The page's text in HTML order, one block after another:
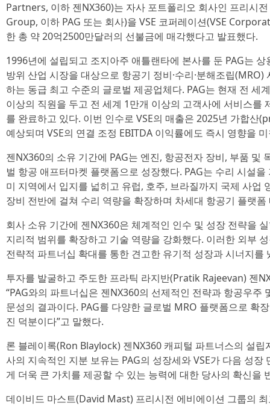
Partners, 이하 젠NX360)는 자사 포트폴리오 회사인 프리시
Group, 이하 PAG 또는 회사)을 VSE 코퍼레이션(VSE
한 총 약 20억2500만달러의 선불금에 매각했다고 발표했다.
1996년에 설립되고 조지아주 애틀랜타에 본사를 둔 PAG는
방위 산업 시장을 대상으로 항공기 정비·수리·분해조립
하는 동급 최고 수준의 글로벌 제공업체다. PAG는 현재 전 세
이상의 직원을 두고 전 세계 1만개 이상의 고객사에 서비스를
를 완료하고 있다. 이번 인수로 VSE의 매출은 2025년 가합산
예상되며 VSE의 연결 조정 EBITDA 이익률에도 즉시 영향을
젠NX360의 소유 기간에 PAG는 엔진, 항공전자 장비, 부품 및
벌 항공 애프터마켓 플랫폼으로 성장했다. PAG는 수리 시설
미 지역에서 입지를 넓히고 유럽, 호주, 브라질까지 국제 사업
장비 전반에 걸쳐 수리 역량을 확장하며 차세대 항공기 플랫
회사 소유 기간에 젠NX360은 체계적인 인수 및 성장 전략을
지리적 범위를 확장하고 기술 역량을 강화했다. 이러한 외부
전략적 파트너십 확대를 통한 견고한 유기적 성장과 시너지를
투자를 발굴하고 주도한 프라틱 라지반(Pratik Rajeevan) 젠
“PAG와의 파트너십은 젠NX360의 선제적인 전략과 항공우주
문성의 결과이다. PAG를 다양한 글로벌 MRO 플랫폼으로 확
진 덕분이다”고 말했다.
론 블레이록(Ron Blaylock) 젠NX360 캐피털 파트너스의 설립
사의 지속적인 지분 보유는 PAG의 성장세와 VSE가 다음 성
게 더욱 큰 가치를 제공할 수 있는 능력에 대한 당사의 확신을
데이비드 마스트(David Mast) 프리시전 에비에이션 그룹의